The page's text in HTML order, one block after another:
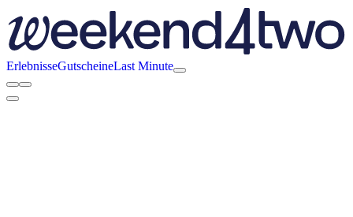
ErlebnisseGutscheineLast Minute